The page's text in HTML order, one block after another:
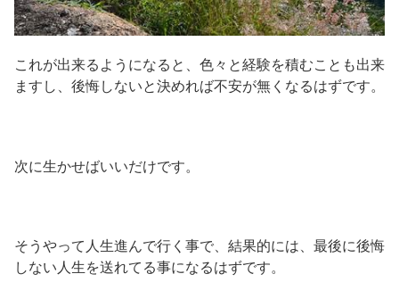
これが出来るようになると、色々と経験を積むことも出来
ますし、後悔しないと決めれば不安が無くなるはずです。
次に生かせばいいだけです。
そうやって人生進んで行く事で、結果的には、最後に後悔
しない人生を送れてる事になるはずです。